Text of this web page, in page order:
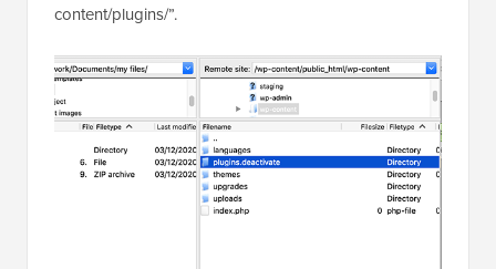
content/plugins/”.